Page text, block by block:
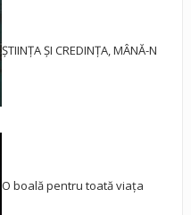
ȘTIINȚA ȘI CREDINȚA, MÂNĂ-N
O boală pentru toată viața